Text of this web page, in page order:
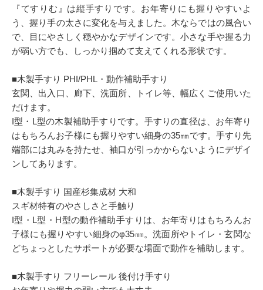
お気に入り
『てすりむ』は縦手すりです。お年寄りにも握りやすいよ
う、握り手の太さに変化を与えました。木ならではの風合い
で、目にやさしく穏やかなデザインです。小さな手や握る力
が弱い方でも、しっかり掴めて支えてくれる形状です。
■木製手すり PHI/PHL・動作補助手すり
玄関、出入口、廊下、洗面所、トイレ等、幅広くご使用いた
だけます。
I型・L型の木製補助手すりです。手すりの直径は、お年寄り
はもちろんお子様にも握りやすい細身の35㎜です。手すり先
端部には丸みを持たせ、袖口が引っかからないようにデザイ
ンしてあります。
■木製手すり 国産杉集成材 大和
スギ材特有のやさしさと手触り
I型・L型・H型の動作補助手すりは、お年寄りはもちろんお
子様にも握りやすい細身のφ35㎜。洗面所やトイレ・玄関な
どちょっとしたサポートが必要な場面で動作を補助します。
■木製手すり フリーレール 後付け手すり